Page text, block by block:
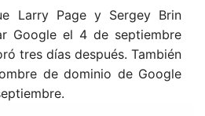
Larry Page y Sergey Brin
Google el 4 de septiembre
tres días después. También
de dominio de Google